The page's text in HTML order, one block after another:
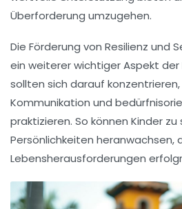
Überforderung umzugehen.
Die Förderung von Resilienz und
ein weiterer wichtiger Aspekt der
sollten sich darauf konzentrieren,
Kommunikation und
praktizieren. So können Kinder
Persönlichkeiten heranwachsen,
Lebensherausforderungen